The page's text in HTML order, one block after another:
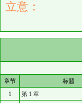
立意：
章节
标题
1
第 1 章